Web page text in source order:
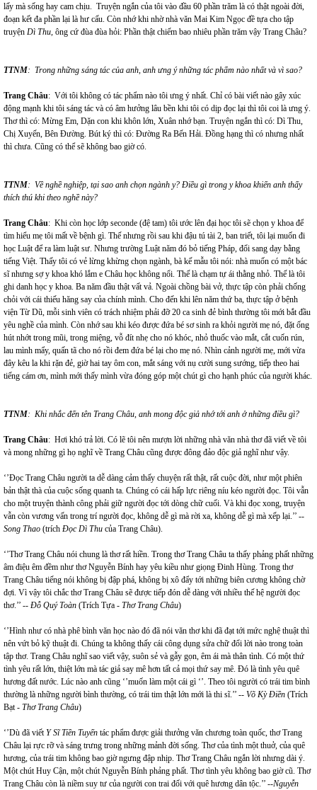
lấy mà sống hay cam chịu. Truyện ngắn của tôi vào đầu 60 phần trăm là có thật ngoài đời,
đoạn kết đa phần lại là hư cấu. Còn nhớ khi nhờ nhà văn Mai Kim Ngọc đề tựa cho tập
truyện Dì Thu, ông cứ đùa đùa hỏi: Phần thật chiếm bao nhiêu phần trăm vậy Trang Châu?
TTNM: Trong những sáng tác của anh, anh ưng ý những tác phẩm nào nhất và vì sao?
Trang Châu: Với tôi không có tác phẩm nào tôi ưng ý nhất. Chỉ có bài viết nào gây xúc
động mạnh khi tôi sáng tác và có âm hưởng lâu bền khi tôi có dịp đọc lại thì tôi coi là ưng ý.
Thơ thì có: Mừng Em, Dặn con khi khôn lớn, Xuân nhớ bạn. Truyện ngắn thì có: Dì Thu,
Chị Xuyến, Bên Đường. Bút ký thì có: Đường Ra Bến Hải. Đồng hạng thì có nhưng nhất
thì chưa. Cũng có thể sẽ không bao giờ có.
TTNM: Về nghề nghiệp, tại sao anh chọn ngành y? Điều gì trong y khoa khiến anh thấy
thích thú khi theo nghề này?
Trang Châu: Khi còn học lớp seconde (đệ tam) tôi ước lên đại học tôi sẽ chọn y khoa để
tìm hiểu mẹ tôi mất về bệnh gì. Thế nhưng rồi sau khi đậu tú tài 2, ban triết, tôi lại muốn đi
học Luật để ra làm luật sư. Nhưng trường Luật năm đó bỏ tiếng Pháp, đổi sang dạy bằng
tiếng Việt. Thấy tôi có vẻ lừng khừng chọn ngành, bà kế mẫu tôi nói: nhà muốn có một bác
sĩ nhưng sợ y khoa khó lắm e Châu học không nổi. Thế là chạm tự ái thằng nhỏ. Thế là tôi
ghi danh học y khoa. Ba năm đầu thật vất vả. Ngoài chồng bài vở, thực tập còn phải chống
chỏi với cái thiếu hăng say của chính mình. Cho đến khi lên năm thứ ba, thực tập ở bệnh
viện Từ Dũ, mỗi sinh viên có trách nhiệm phải đỡ 20 ca sinh đẻ bình thường tôi mới bắt đầu
yêu nghề của mình. Còn nhớ sau khi kéo được đứa bé sơ sinh ra khỏi người mẹ nó, đặt ống
hút nhớt trong mũi, trong miệng, vỗ đít nhẹ cho nó khóc, nhỏ thuốc vào mắt, cắt cuốn rún,
lau mình mẩy, quấn tã cho nó rồi đem đứa bé lại cho mẹ nó. Nhìn cảnh người mẹ, mới vừa
đây kêu la khi rặn đẻ, giờ hai tay ôm con, mắt sáng với nụ cười sung sướng, tiếp theo hai
tiếng cám ơn, mình mới thấy mình vừa đóng góp một chút gì cho hạnh phúc của người khác.
TTNM: Khi nhắc đến tên Trang Châu, anh mong độc giả nhớ tới anh ở những điều gì?
Trang Châu: Hơi khó trả lời. Có lẽ tôi nên mượn lời những nhà văn nhà thơ đã viết về tôi
và mong những gì họ nghĩ về Trang Châu cũng được đông đảo độc giả nghĩ như vậy.
‘’Đọc Trang Châu người ta dễ dàng cảm thấy chuyện rất thật, rất cuộc đời, như một phiên
bản thật thà của cuộc sống quanh ta. Chúng có cái hấp lực riêng níu kéo người đọc. Tôi vẫn
cho một truyện thành công phải giữ người đọc tới dòng chữ cuối. Và khi đọc xong, truyện
vẫn còn vương vấn trong trí người đọc, không dễ gì mà rời xa, không dễ gì mà xếp lại.’’ --
Song Thao (trích Đọc Dì Thu của Trang Châu).
‘’Thơ Trang Châu nói chung là thơ rất hiền. Trong thơ Trang Châu ta thấy phảng phất những
âm điệu êm đềm như thơ Nguyễn Bính hay yêu kiều như giọng Đinh Hùng. Trong thơ
Trang Châu tiếng nói không bị đập phá, không bị xô đẩy tới những biên cương không chờ
đợi. Vì vậy tôi chắc thơ Trang Châu sẽ được tiếp đón dễ dàng với nhiều thế hệ người đọc
thơ.’’ -- Đỗ Quý Toàn (Trích Tựa - Thơ Trang Châu)
‘’Hình như có nhà phê bình văn học nào đó đã nói văn thơ khi đã đạt tới mức nghệ thuật thì
nên vứt bỏ kỹ thuật đi. Chúng ta không thấy cái công dụng sửa chữ đổi lời nào trong toàn
tập thơ. Trang Châu nghĩ sao viết vậy, suôn sẻ và gẫy gọn, êm ái mà thân tình. Có một thứ
tình yêu rất lớn, thiệt lớn mà tác giả say mê hơn tất cả mọi thứ say mê. Đó là tình yêu quê
hương đất nước. Lúc nào anh cũng ‘’muốn làm một cái gì ‘’. Theo tôi người có trái tim bình
thường là những người bình thường, có trái tim thật lớn mới là thi sĩ.’’ -- Võ Kỳ Điền (Trích
Bạt - Thơ Trang Châu)
‘’Dù đã viếtY Sĩ Tiền Tuyến tác phẩm được giải thưởng văn chương toàn quốc, thơ Trang
Châu lại rực rỡ và sáng trưng trong những mảnh đời sống. Thơ của tình một thuở, của quê
hương, của trái tim không bao giờ ngưng đập nhịp. Thơ Trang Châu ngắn lời nhưng dài ý.
Một chút Huy Cận, một chút Nguyễn Bính phảng phất. Thơ tình yêu không bao giờ cũ. Thơ
Trang Châu còn là niềm suy tư của người con trai đối với quê hương dân tộc.’’ --Nguyễn